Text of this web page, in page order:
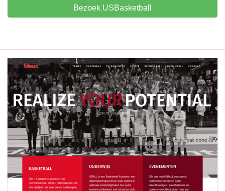
Bezoek USBasketball